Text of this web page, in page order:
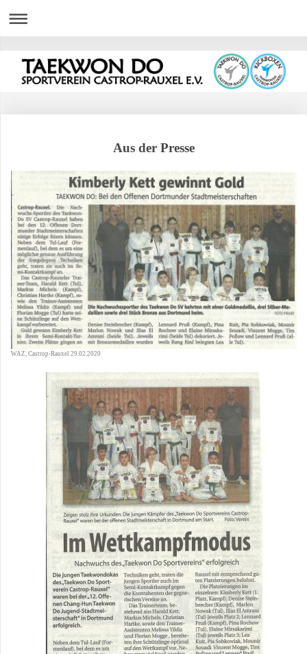
Aus der Presse
WAZ, Castrop-Rauxel 29.02.2020